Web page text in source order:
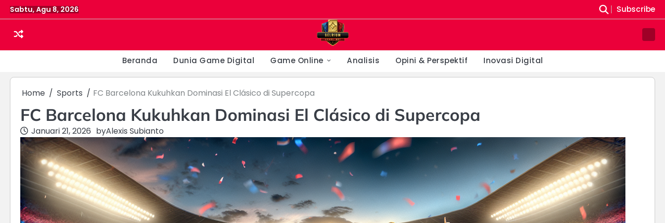
Skip
to
content
Sabtu, Agu 8, 2026 Subscribe
Pin
Beranda
Dunia Game Digital Game Online Analisis Opini & Perspektif Inovasi Digital
Home Sports FC Barcelona Kukuhkan Dominasi El Clásico di Supercopa
FC Barcelona Kukuhkan Dominasi El Clásico di Supercopa
Januari 21, 2026 byAlexis Subianto